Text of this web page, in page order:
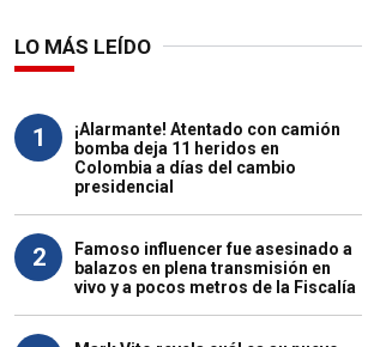
LO MÁS LEÍDO
1
¡Alarmante! Atentado con camión
bomba deja 11 heridos en
Colombia a días del cambio
presidencial
2
Famoso influencer fue asesinado a
balazos en plena transmisión en
vivo y a pocos metros de la Fiscalía